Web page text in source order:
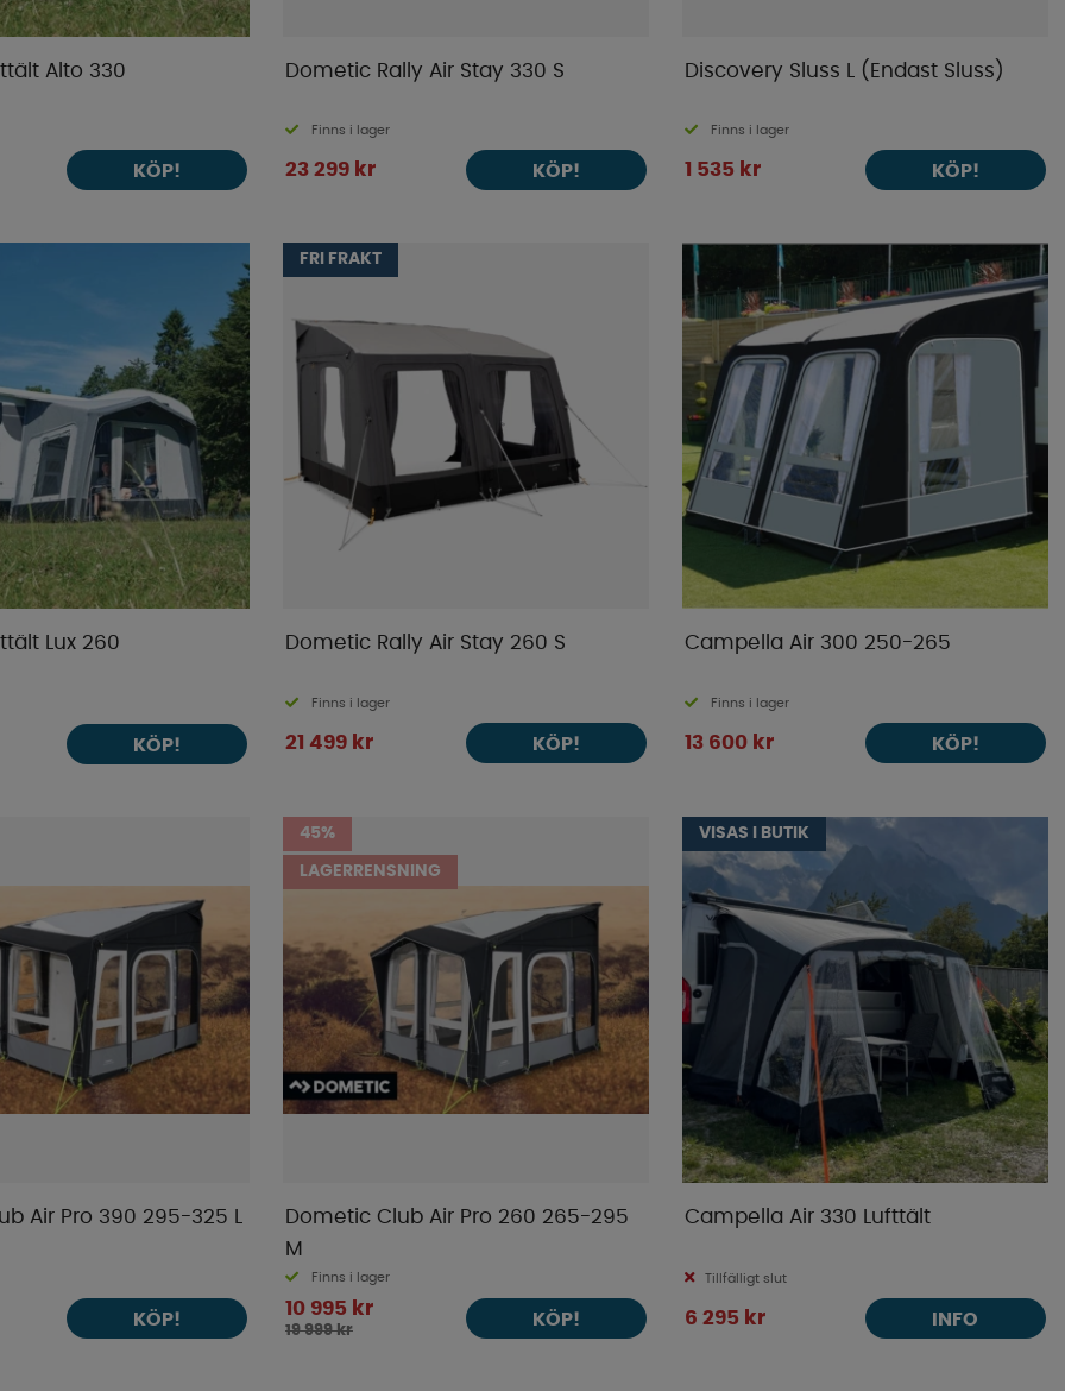
Alto 330
KÖP!
Dometic Rally Air Stay 330 S
Finns i lager
23 299 kr KÖP!
Discovery Sluss L (Endast Sluss)
Finns i lager
1 535 kr KÖP!
Lux 260
KÖP!
FRI FRAKT
Dometic Rally Air Stay 260 S
Finns i lager
21 499 kr KÖP!
Campella Air 300 250-265
Finns i lager
13 600 kr KÖP!
Air Pro 390 295-325 L
KÖP!
45%
LAGERRENSNING
Dometic Club Air Pro 260 265-295
M
Finns i lager
10 995 kr
19 999 kr
KÖP!
VISAS I BUTIK
Campella Air 330 Lufttält
Tillfälligt slut
6 295 kr INFO